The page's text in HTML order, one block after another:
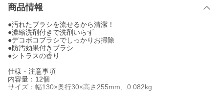
商品情報
●汚れたブラシを流せるから清潔！
●濃縮洗剤付きで洗剤いらず
●デコボコブラシでしっかりお掃除
●防汚効果付きブラシ
●シトラスの香り
仕様・注意事項
内容量：12個
サイズ：幅130×奥行30×高さ255mm、0.082kg